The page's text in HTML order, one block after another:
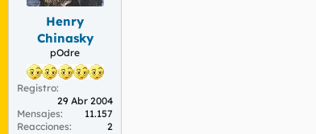
Henry
Chinasky
pOdre
Registro
29 Abr 2004
Mensajes
11.157
Reacciones
2